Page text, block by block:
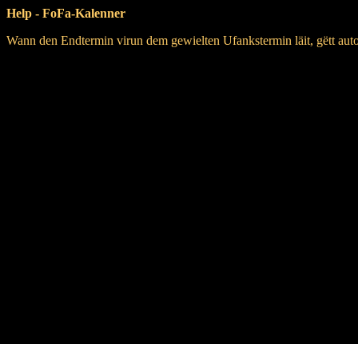
Help - FoFa-Kalenner
Wann den Endtermin virun dem gewielten Ufankstermin läit, gëtt